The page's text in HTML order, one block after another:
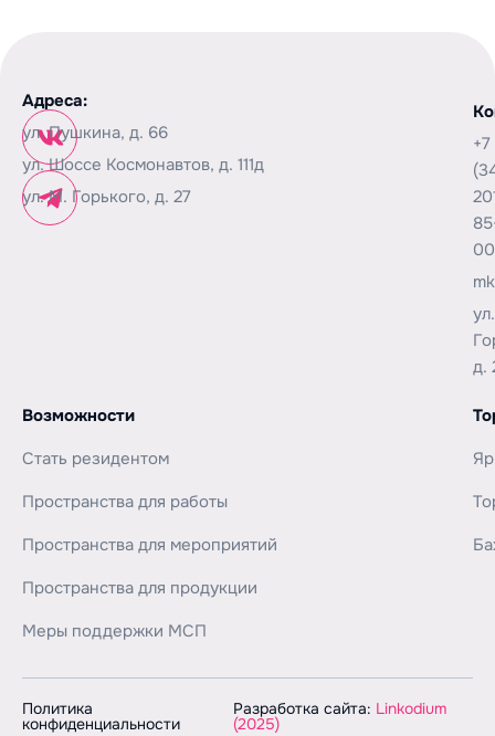
Адреса:
ул. Пушкина, д. 66
ул. Шоссе Космонавтов, д. 111д
ул. М. Горького, д. 27
+7
00
д.
Возможности
Стать резидентом
Пространства для работы
Пространства для мероприятий
Пространства для продукции
Меры поддержки МСП
Политика
конфиденциальности
Разработка сайта: Linkodium
(2025)